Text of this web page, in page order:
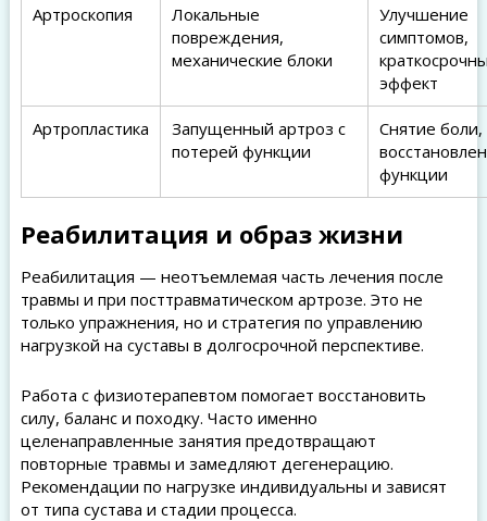
Артроскопия
Локальные
повреждения,
механические блоки
Улучшение
симптомов,
эффект
Артропластика
Запущенный артроз с
потерей функции
Снятие боли,
функции
Реабилитация и образ жизни
Реабилитация — неотъемлемая часть лечения после
травмы и при посттравматическом артрозе. Это не
только упражнения, но и стратегия по управлению
нагрузкой на суставы в долгосрочной перспективе.
Работа с физиотерапевтом помогает восстановить
силу, баланс и походку. Часто именно
целенаправленные занятия предотвращают
повторные травмы и замедляют дегенерацию.
Рекомендации по нагрузке индивидуальны и зависят
от типа сустава и стадии процесса.